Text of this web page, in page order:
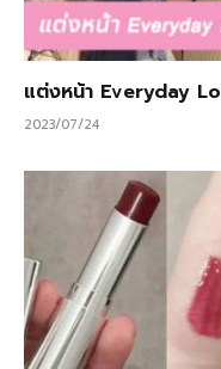
แต่งหน้า Everyday
2023/07/24